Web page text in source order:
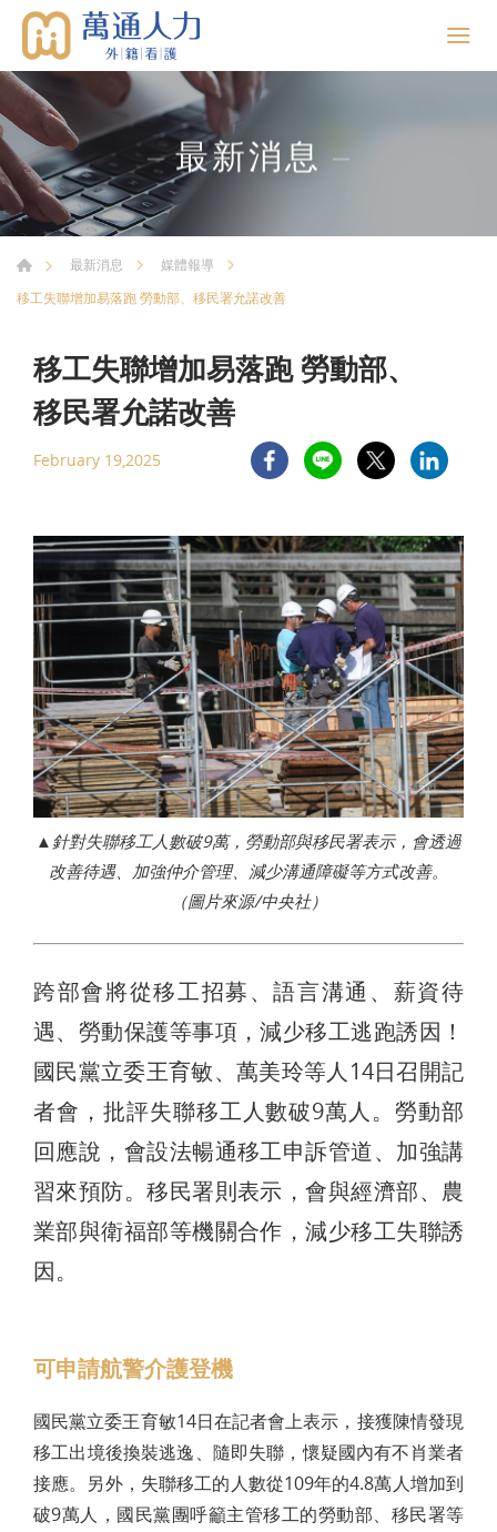
最新消息
最新消息
媒體報導
移工失聯增加易落跑 勞動部、移民署允諾改善
移工失聯增加易落跑 勞動部、
移民署允諾改善
February 19,2025
▲針對失聯移工人數破9萬，勞動部與移民署表示，會透過
改善待遇、加強仲介管理、減少溝通障礙等方式改善。
（圖片來源/中央社）
跨部會將從移工招募、語言溝通、薪資待
遇、勞動保護等事項，減少移工逃跑誘因！
國民黨立委王育敏、萬美玲等人14日召開記
者會，批評失聯移工人數破9萬人。勞動部
回應說，會設法暢通移工申訴管道、加強講
習來預防。移民署則表示，會與經濟部、農
業部與衛福部等機關合作，減少移工失聯誘
因。
可申請航警介護登機
國民黨立委王育敏14日在記者會上表示，接獲陳情發現
移工出境後換裝逃逸、隨即失聯，懷疑國內有不肖業者
接應。另外，失聯移工的人數從109年的4.8萬人增加到
破9萬人，國民黨團呼籲主管移工的勞動部、移民署等